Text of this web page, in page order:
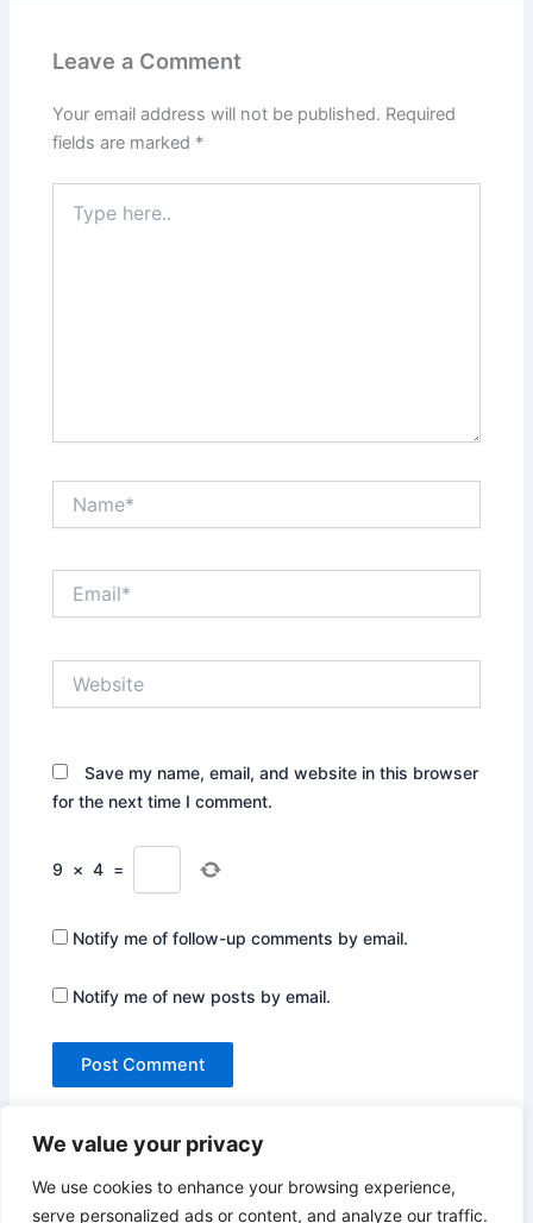
We value your privacy
We use cookies to enhance your browsing experience,
serve personalized ads or content, and analyze our traffic.
Leave a Comment
Your email address will not be published. Required
fields are marked *
here..
Save my name, email, and website in this browser
for the next time I comment.
9 × 4 =
Notify me of follow-up comments by email.
Notify me of new posts by email.